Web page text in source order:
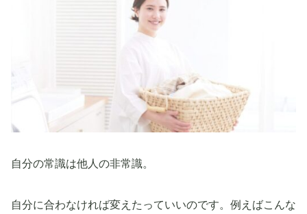
自分の常識は他人の非常識。
自分に合わなければ変えたっていいのです。例えばこんな